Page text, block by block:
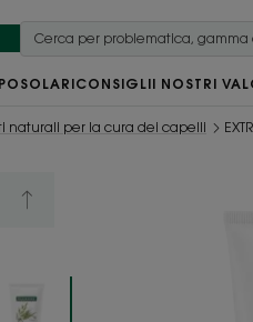
SOLARICONSIGLII NOSTRI
naturali per la cura dei capelli